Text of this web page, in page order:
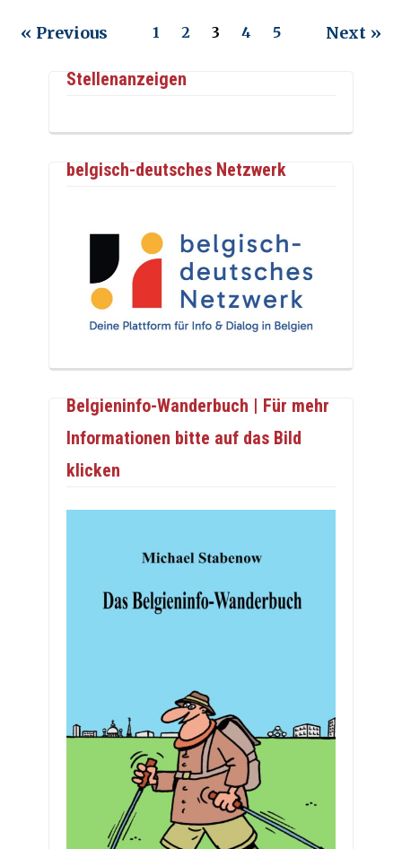
« Previous 1 2 3 4 5 Next »
Stellenanzeigen
belgisch-deutsches Netzwerk
Belgieninfo-Wanderbuch | Für mehr
Informationen bitte auf das Bild
klicken